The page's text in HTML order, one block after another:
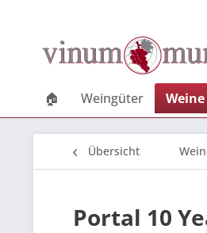
🏠 Weingüter
Übersicht
Portal 10